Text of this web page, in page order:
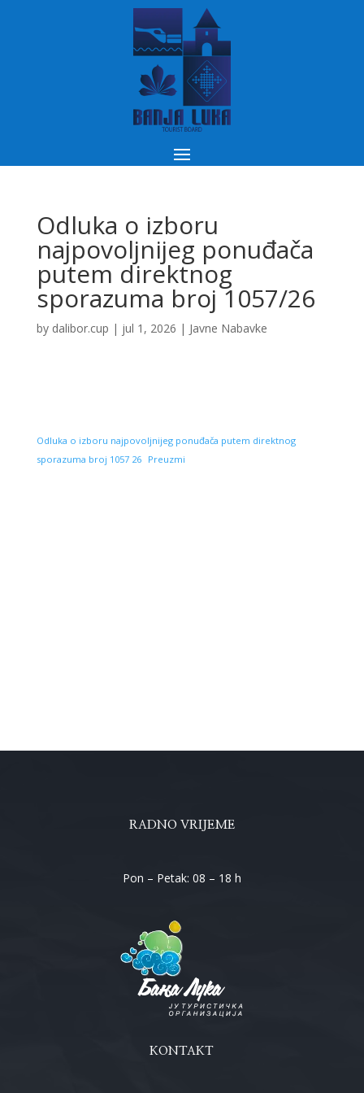
Odluka o izboru
najpovoljnijeg ponuđača
putem direktnog
sporazuma broj 1057/26
by dalibor.cup | jul 1, 2026 | Javne Nabavke
Odluka o izboru najpovoljnijeg ponuđača putem direktnog
sporazuma broj 1057 26
Preuzmi
RADNO VRIJEME
Pon – Petak: 08 – 18 h
KONTAKT